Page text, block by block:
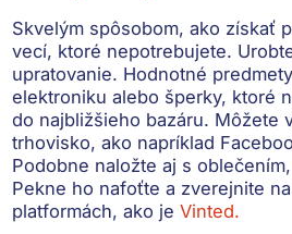
Skvelým spôsobom, ako získať
vecí, ktoré nepotrebujete.
upratovanie. Hodnotné
elektroniku alebo šperky, ktoré
do najbližšieho bazáru. Môžete
trhovisko, ako napríklad
Podobne naložte aj s
Pekne ho nafoťte a zverejnite
platformách, ako jeVinted.